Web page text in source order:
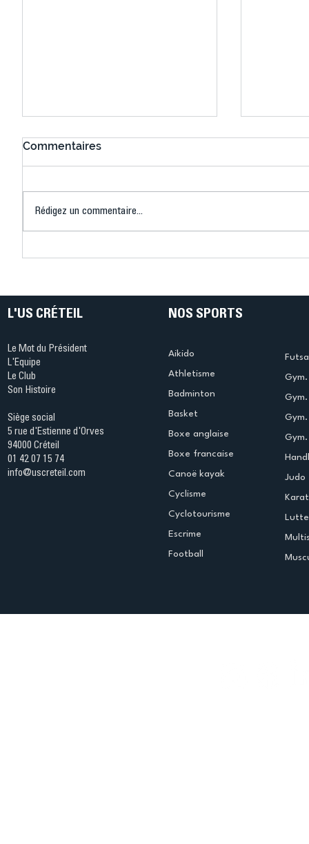
Commentaires
Rédigez un commentaire...
L'US CRÉTEIL
Le Mot du Président
L'Equipe
Le Club
Son Histoire
Siège social
5 rue d'Estienne d'Orves
94000 Créteil
01 42 07 15 74
info@uscreteil.com
NOS SPORTS
Aikido
Athletisme
Badminton
Basket
Boxe anglaise
Boxe francaise
Canoë kayak
Cyclisme
Cyclotourisme
Escrime
Football
Judo
Lutte